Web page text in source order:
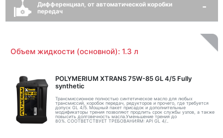
Дифференциал, от автоматической коробки
передач
Объем жидкости (основной): 1.3 л
POLYMERIUM XTRANS 75W-85 GL 4/5 Fully
synthetic
Трансмиссионное полностью синтетическое масло для любых
трансмиссий, коробок передач, редукторов и прочего, где требуется
допуск GL 4/5. Мощный пакет присадок и дополнительные
модификаторы трения позволяют продлить срок службы узлов, а также
повысить долговечность масла.Уменьшение трения до
80%. СООТВЕТСТВУЕТ ТРЕБОВАНИЯМ: API GL 4/..